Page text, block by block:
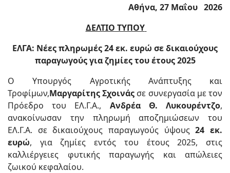
Αθήνα, 27 Μαΐου 2026
ΔΕΛΤΙΟ ΤΥΠΟΥ
ΕΛΓΑ: Νέες πληρωμές 24 εκ. ευρώ σε δικαιούχους
παραγωγούς για ζημίες του έτους 2025
Ο Υπουργός Αγροτικής Ανάπτυξης και
Τροφίμων,Μαργαρίτης Σχοινάς σε συνεργασία με τον
Πρόεδρο του ΕΛ.Γ.Α., Ανδρέα Θ. Λυκουρέντζο,
ανακοίνωσαν την πληρωμή αποζημιώσεων του
ΕΛ.Γ.Α. σε δικαιούχους παραγωγούς ύψους24 εκ.
ευρώ, για ζημίες εντός του έτους 2025, στις
καλλιέργειες φυτικής παραγωγής και απώλειες
ζωικού κεφαλαίου.